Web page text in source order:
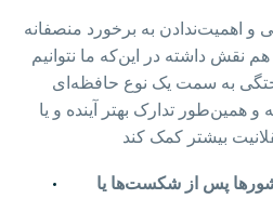
و اهمیت‌ندادن به برخورد منصفانه
نقش داشته در این‌که ما نتوانیم
به سمت یک نوع حافظه‌ای
همین‌طور تدارک بهتر آینده و یا
پس از شکست‌ها یا